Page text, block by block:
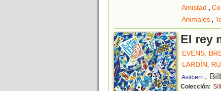
Amistad ,
Animales,
El rey
EVENS,
LARDÍN,
Astiberri ,
Colección: